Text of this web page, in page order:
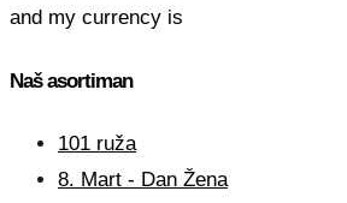
and my currency is
Naš asortiman
101 ruža
8. Mart - Dan Žena